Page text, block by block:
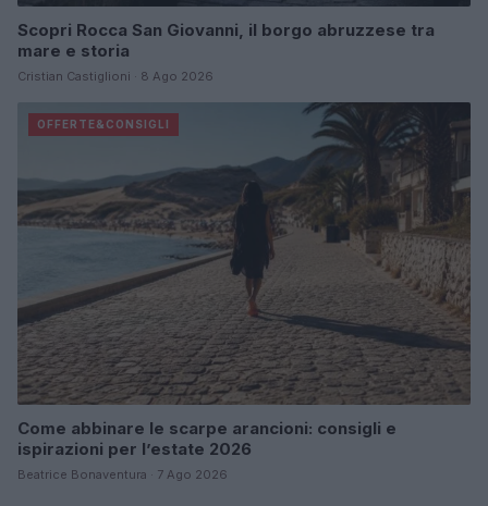
Scopri Rocca San Giovanni, il borgo abruzzese tra
mare e storia
Cristian Castiglioni · 8 Ago 2026
OFFERTE&CONSIGLI
Come abbinare le scarpe arancioni: consigli e
ispirazioni per l’estate 2026
Beatrice Bonaventura · 7 Ago 2026